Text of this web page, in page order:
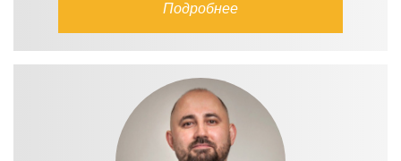
Подробнее